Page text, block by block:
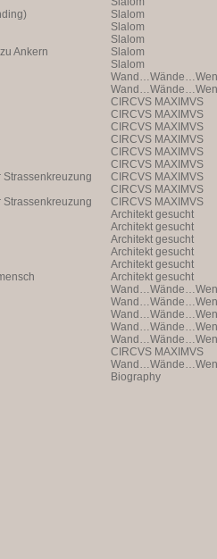
Slalom
Slalom
Slalom
Ankern
Slalom
Slalom
CIRCVS MAXIMVS
CIRCVS MAXIMVS
CIRCVS MAXIMVS
CIRCVS MAXIMVS
CIRCVS MAXIMVS
CIRCVS MAXIMVS
CIRCVS MAXIMVS
CIRCVS MAXIMVS
CIRCVS MAXIMVS
Architekt gesucht
Architekt gesucht
Architekt gesucht
Architekt gesucht
Architekt gesucht
Architekt gesucht
CIRCVS MAXIMVS
Biography